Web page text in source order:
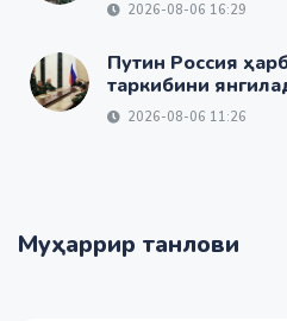
2026-08-06 16:29
Путин Россия
таркибини
2026-08-06 11:26
Муҳаррир танлови